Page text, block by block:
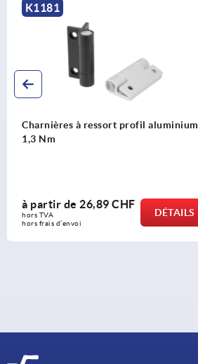
K1181
Charnières à ressort profil aluminium
1,3 Nm
à partir de 26,89 CHF
hors TVA
hors frais d’envoi
DÉTAILS